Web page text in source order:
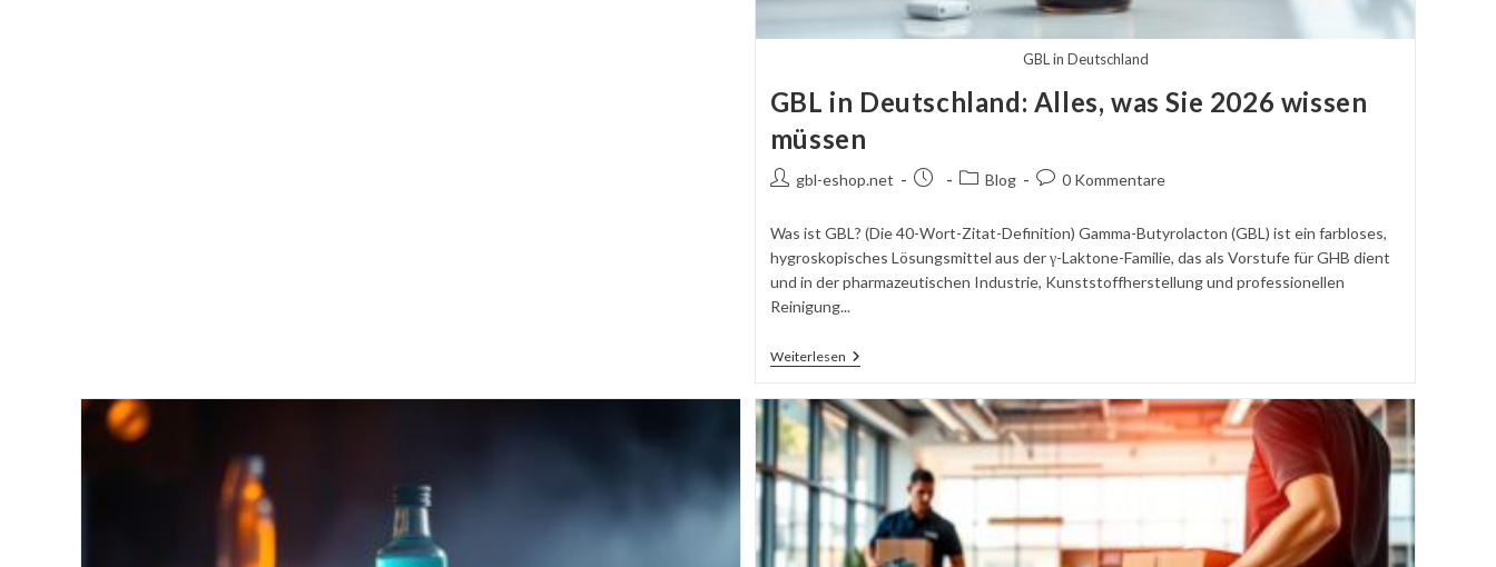
GBL in Deutschland
GBL in Deutschland: Alles, was Sie 2026 wissen
müssen
Autor
Beitrags:
gbl-eshop.net
BeitragBeitragskategorie:
Blog
Kommentare
0 Kommentare
Was ist GBL? (Die 40-Wort-Zitat-Definition) Gamma-Butyrolacton (GBL) ist ein farbloses,
hygroskopisches Lösungsmittel aus der γ-Laktone-Familie, das als Vorstufe für GHB dient
und in der pharmazeutischen Industrie, Kunststoff­herstellung und professionellen
Reinigung...
WeiterlesenGBL
Alles,
Was
Sie
2026
Wissen
Müssen